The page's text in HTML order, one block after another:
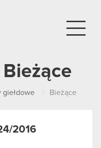
Bieżące
giełdowe Bieżące
2016